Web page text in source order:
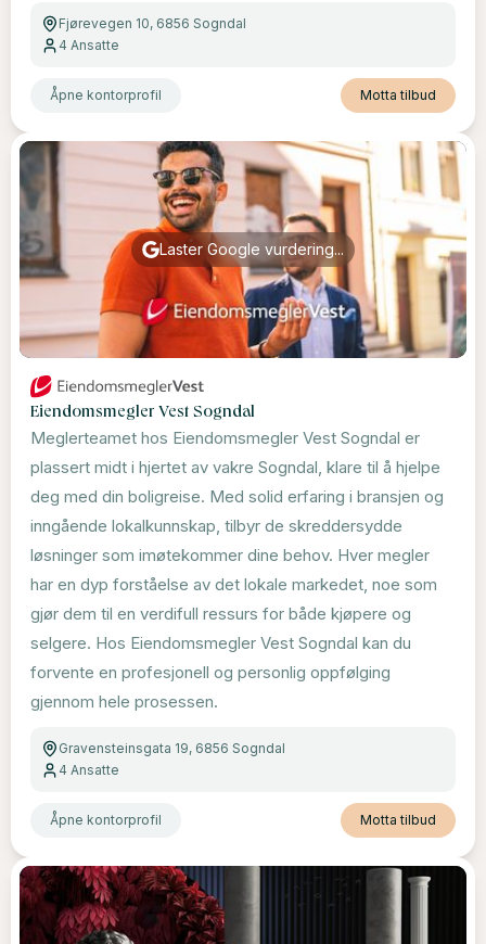
Fjørevegen 10, 6856 Sogndal
4 Ansatte
Åpne kontorprofil Motta tilbud
Laster Google vurdering...
Eiendomsmegler Vest Sogndal
Meglerteamet hos Eiendomsmegler Vest Sogndal er
plassert midt i hjertet av vakre Sogndal, klare til å hjelpe
deg med din boligreise. Med solid erfaring i bransjen og
inngående lokalkunnskap, tilbyr de skreddersydde
løsninger som imøtekommer dine behov. Hver megler
har en dyp forståelse av det lokale markedet, noe som
gjør dem til en verdifull ressurs for både kjøpere og
selgere. Hos Eiendomsmegler Vest Sogndal kan du
forvente en profesjonell og personlig oppfølging
gjennom hele prosessen.
Gravensteinsgata 19, 6856 Sogndal
4 Ansatte
Åpne kontorprofil Motta tilbud